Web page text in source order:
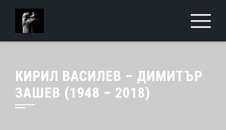
Skip
content
КИРИЛ ВАСИЛЕВ – ДИМИТЪР
ЗАШЕВ (1948 – 2018)